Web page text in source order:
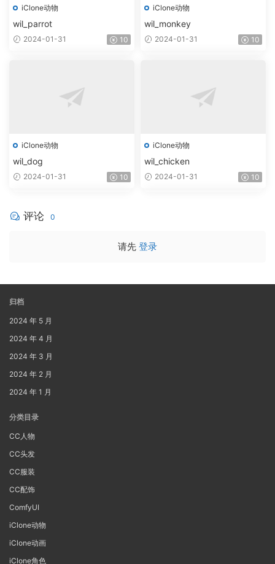
iClone动物
wil_parrot
2024-01-31 10
iClone动物
wil_monkey
2024-01-31 10
iClone动物
wil_dog
2024-01-31 10
iClone动物
wil_chicken
2024-01-31 10
评论 0
请先 登录
归档
2024 年 5 月
2024 年 4 月
2024 年 3 月
2024 年 2 月
2024 年 1 月
分类目录
CC人物
CC头发
CC服装
CC配饰
ComfyUI
iClone动物
iClone动画
iClone角色